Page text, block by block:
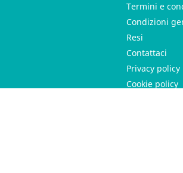
Termini e
Condizioni
Resi
Contattaci
Privacy policy
Cookie policy